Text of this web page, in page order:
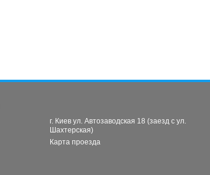
г. Киев ул. Автозаводская 18 (заезд с ул.
Шахтерская)
Карта проезда